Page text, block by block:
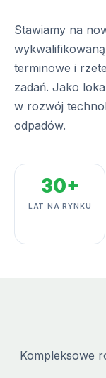
Stawiamy na
terminowe i
zadań. Jako
w rozwój
odpadów.
30+
LAT NA RYNKU
Kompleksowe